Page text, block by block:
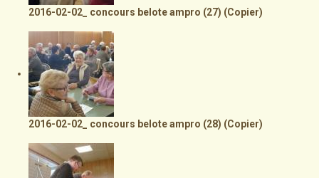
2016-02-02_ concours belote ampro (27) (Copier)
2016-02-02_ concours belote ampro (28) (Copier)